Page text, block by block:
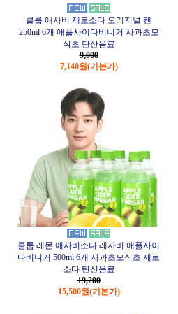
클룹 애사비 제로소다 오리지널 캔
250ml 6개 애플사이다비니거 사과초모
식초 탄산음료
9,000
7,140원(기본가)
클룹 레몬 애사비소다 레사비 애플사이
다비니거 500ml 6개 사과초모식초 제로
소다 탄산음료
19,200
15,500원(기본가)